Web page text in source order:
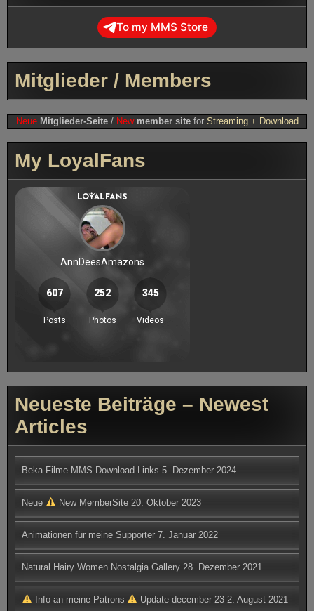
To my MMS Store
Mitglieder / Members
Neue Mitglieder-Seite/ New member siteforStreaming + Download
My LoyalFans
Neueste Beiträge – Newest
Articles
Beka-Filme MMS Download-Links 5. Dezember 2024
Neue New MemberSite 20. Oktober 2023
Animationen für meine Supporter 7. Januar 2022
Natural Hairy Women Nostalgia Gallery 28. Dezember 2021
Info an meine Patrons Update december 23 2. August 2021